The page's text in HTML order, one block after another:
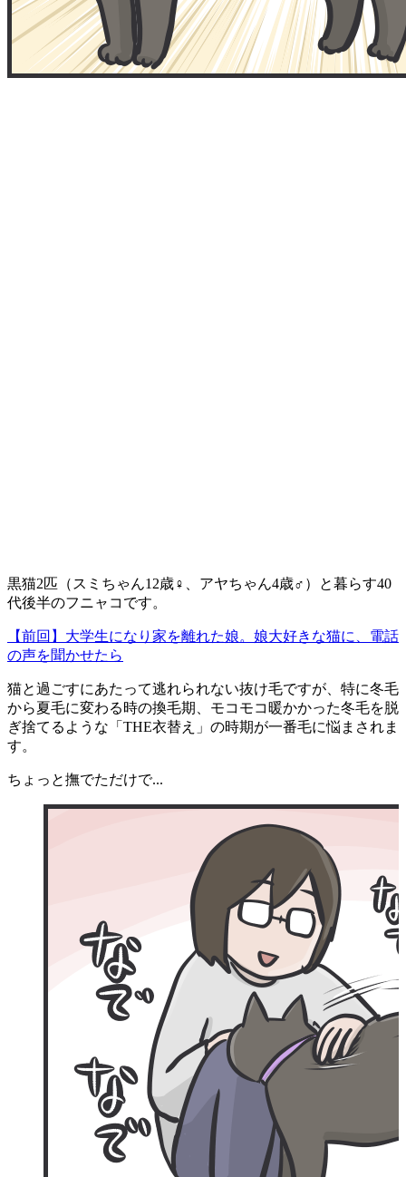
黒猫2匹（スミちゃん12歳♀、アヤちゃん4歳♂）と暮らす40
代後半のフニャコです。
【前回】大学生になり家を離れた娘。娘大好きな猫に、電話
の声を聞かせたら
猫と過ごすにあたって逃れられない抜け毛ですが、特に冬毛
から夏毛に変わる時の換毛期、モコモコ暖かかった冬毛を脱
ぎ捨てるような「THE衣替え」の時期が一番毛に悩まされま
す。
ちょっと撫でただけで...